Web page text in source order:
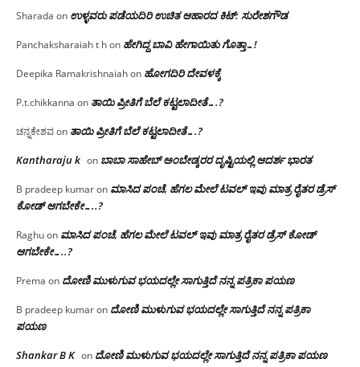
Sharada on ಉಳ್ಳವರು ಪಡೆಯದಿರಿ ಉಚಿತ ಆಹಾರದ ಕಿಟ್: ಸುರೇಶಗೌಡ
Panchaksharaiah t hon ಹೇಗಿದ್ದ ಬಾವಿ ಹೇಗಾಯಿತು ಗೊತ್ತಾ…!
Deepika Ramakrishnaiahon ಹೋಗದಿರಿ ದೇವಳಕ್ಕೆ
P.t.chikkanna on ತಾಯಿ ಪ್ರೀತಿಗೆ ಬೆಲೆ ಕಟ್ಟಲಾದೀತೆ….?
ಚನ್ನಕೇಶವon ತಾಯಿ ಪ್ರೀತಿಗೆ ಬೆಲೆ ಕಟ್ಟಲಾದೀತೆ….?
Kantharaju k on ಬಾಬಾ ಸಾಹೇಬ್ ಅಂಬೇಡ್ಕರರ ದೃಷ್ಟಿಯಲ್ಲಿ ಆದರ್ಶ ಭಾರತ
B pradeep kumaron ಮಾಸಿದ ಪಂಚೆ, ಹೆಗಲ ಮೇಲೆ ಟವಲ್‌ ಇವು ಮಾತ್ರ ರೈತರ ಡ್ರೆಸ್‌
ಕೋಡ್ ಆಗಬೇಕೇ…..?‌
Raghuon ಮಾಸಿದ ಪಂಚೆ, ಹೆಗಲ ಮೇಲೆ ಟವಲ್‌ ಇವು ಮಾತ್ರ ರೈತರ ಡ್ರೆಸ್‌ ಕೋಡ್
ಆಗಬೇಕೇ…..?‌
Prema on ದೋಣಿ ಮುಳುಗುವ ಭಯದಲ್ಲೇ ಸಾಗುತ್ತಿದೆ ನನ್ನ ಪತ್ರಿಕಾ ಪಯಣ
B pradeep kumaron ದೋಣಿ ಮುಳುಗುವ ಭಯದಲ್ಲೇ ಸಾಗುತ್ತಿದೆ ನನ್ನ ಪತ್ರಿಕಾ
ಪಯಣ
Shankar B K on ದೋಣಿ ಮುಳುಗುವ ಭಯದಲ್ಲೇ ಸಾಗುತ್ತಿದೆ ನನ್ನ ಪತ್ರಿಕಾ ಪಯಣ